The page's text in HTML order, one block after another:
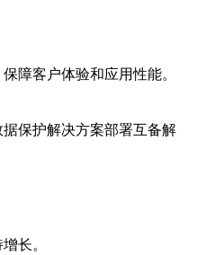
障客户体验和应用性能。
保护解决方案部署互备解
长。